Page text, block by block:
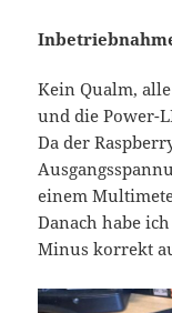
Kein Qualm,
und die Power-
Da der
einem
Danach habe
Minus korrekt